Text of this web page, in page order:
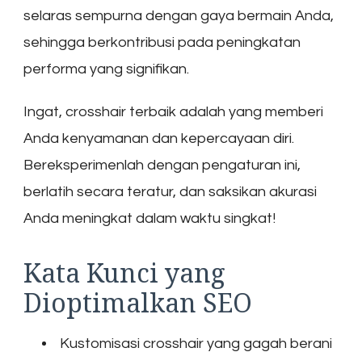
selaras sempurna dengan gaya bermain Anda,
sehingga berkontribusi pada peningkatan
performa yang signifikan.
Ingat, crosshair terbaik adalah yang memberi
Anda kenyamanan dan kepercayaan diri.
Bereksperimenlah dengan pengaturan ini,
berlatih secara teratur, dan saksikan akurasi
Anda meningkat dalam waktu singkat!
Kata Kunci yang
Dioptimalkan SEO
Kustomisasi crosshair yang gagah berani